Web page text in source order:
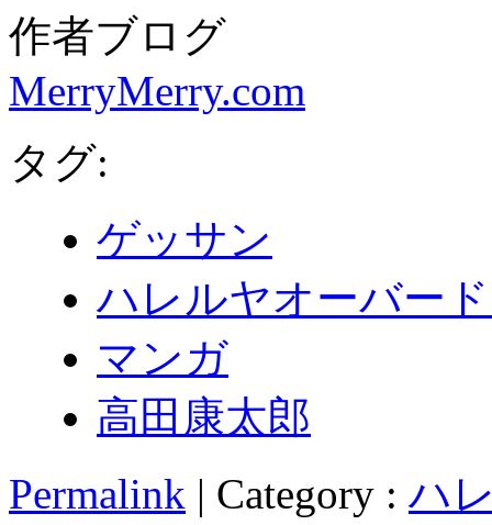
作者ブログ
MerryMerry.com
タグ:
ゲッサン
ハレルヤオーバー
マンガ
高田康太郎
Permalink | Category :ハ